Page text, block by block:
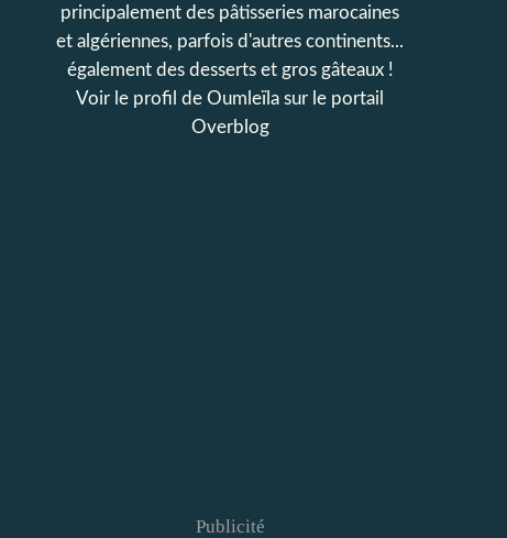
principalement des pâtisseries marocaines
et algériennes, parfois d'autres continents...
également des desserts et gros gâteaux !
Voir le profil de Oumleïla sur le portail
Overblog
Publicité